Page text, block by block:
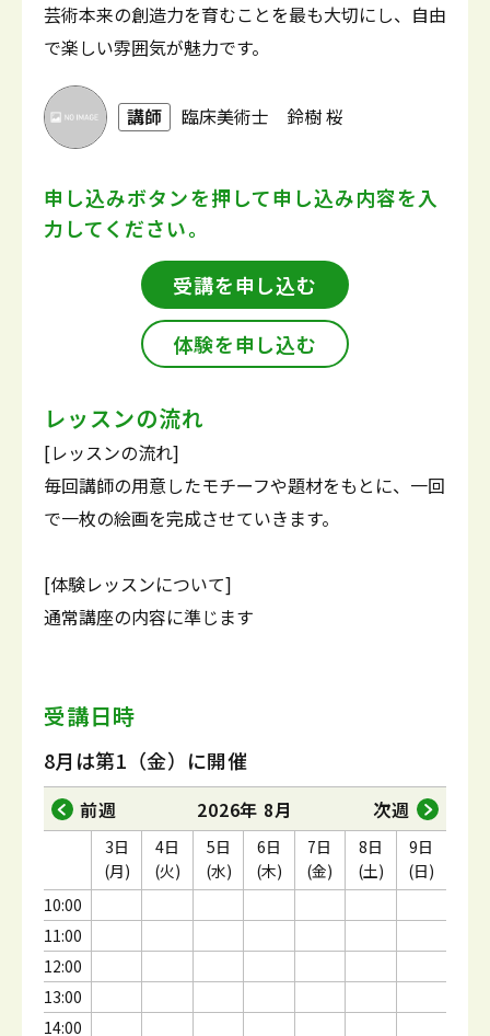
芸術本来の創造力を育むことを最も大切にし、自由
で楽しい雰囲気が魅力です。
講師 臨床美術士 鈴樹 桜
申し込みボタンを押して申し込み内容を入
力してください。
受講を申し込む
体験を申し込む
レッスンの流れ
[レッスンの流れ]
毎回講師の用意したモチーフや題材をもとに、一回
で一枚の絵画を完成させていきます。
[体験レッスンについて]
通常講座の内容に準じます
受講日時
8月は第1（金）に開催
前週 2026年 8月 次週
10:00
11:00
12:00
13:00
14:00
3日
(月)
4日
(火)
5日
(水)
6日
(木)
7日
(金)
8日
(土)
9日
(日)